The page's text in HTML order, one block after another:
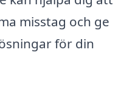
misstag och ge
för din